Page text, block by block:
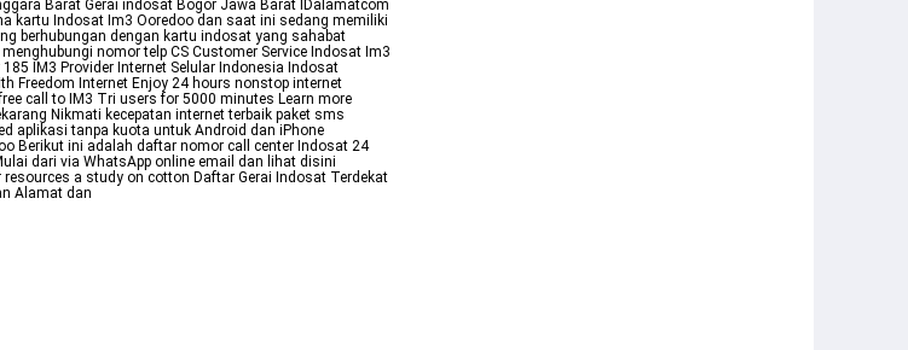
Barat Gerai indosat Bogor Jawa Barat IDalamatcom
kartu Indosat Im3 Ooredoo dan saat ini sedang memiliki
berhubungan dengan kartu indosat yang sahabat
nomor telp CS Customer Service Indosat Im3
IM3 Provider Internet Selular Indonesia Indosat
Freedom Internet Enjoy 24 hours nonstop internet
call to IM3 Tri users for 5000 minutes Learn more
Nikmati kecepatan internet terbaik paket sms
aplikasi tanpa kuota untuk Android dan iPhone
Berikut ini adalah daftar nomor call center Indosat 24
dari via WhatsApp online email dan lihat disini
a study on cotton Daftar Gerai Indosat Terdekat
Alamat dan